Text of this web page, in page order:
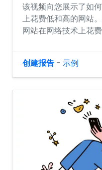
该视频向您展示了如
上花费低和高的网站
网站在网络技术上花
创建报告 - 示例